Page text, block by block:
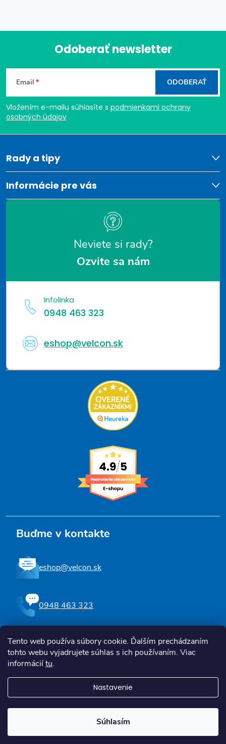
Tento web používa súbory cookie. Ďalším prechádzaním
tohto webu vyjadrujete súhlas s ich používaním. Viac
informáciítu.
Nastavenie
Súhlasím
Z
á
p
ä
t
e
Odoberať newsletter
Email
Vložením e-mailu súhlasíte s podmienkami ochrany
osobných údajov
ODOBERAŤ
Rady a tipy
Informácie pre vás
Neviete si rady?
Ozvite sa nám
Infolinka
0948 463 323
eshop@velcon.sk
Buďme v kontakte
eshop@velcon.sk
0948 463 323
Sledujte nás na Facebooku